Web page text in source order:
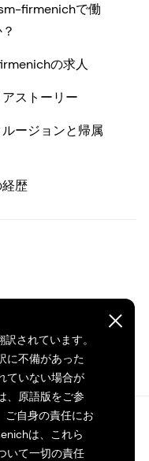
されています。
に不備があった
ていない場合が
、原語版をご参
ご自身の責任にお
は、これら
いて一切の責任
firmenichで働
の求人
ストーリー
ージョンと帰属
歴
製を禁じます。